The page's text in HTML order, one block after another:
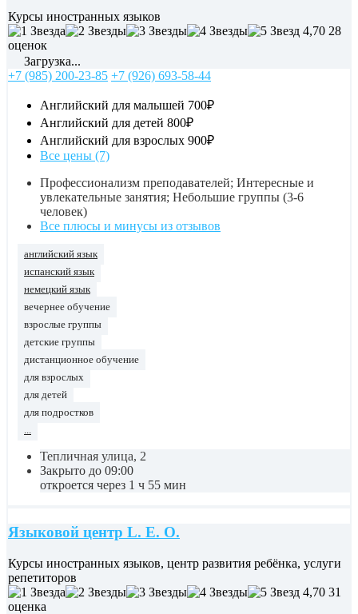
Курсы иностранных языков
4,70 28
оценок
Загрузка...
+7 (985) 200-23-85 +7 (926) 693-58-44
Английский для малышей 700₽
Английский для детей 800₽
Английский для взрослых 900₽
Все цены (7)
Профессионализм преподавателей; Интересные и
увлекательные занятия; Небольшие группы (3-6
человек)
Все плюсы и минусы из отзывов
английский язык
испанский язык
немецкий язык
вечернее обучение
взрослые группы
детские группы
дистанционное обучение
для взрослых
для детей
для подростков
...
Тепличная улица, 2
Закрыто до 09:00
откроется через 1 ч 55 мин
Языковой центр L. E. O.
Курсы иностранных языков, центр развития ребёнка, услуги
репетиторов
4,70 31
оценка